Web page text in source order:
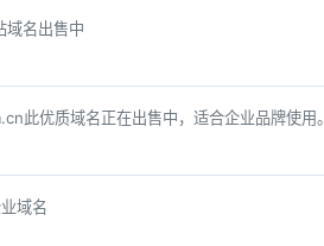
名出售中
此优质域名正在出售中，适合企业品牌使用。
域名